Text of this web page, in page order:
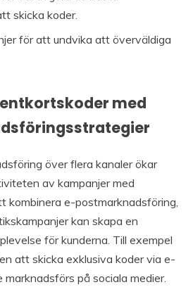
skicka koder.
för att undvika att överväldiga
med
över flera kanaler ökar
av kampanjer med
kombinera e-postmarknadsföring,
kan skapa en
för kunderna. Till exempel
att skicka exklusiva koder via e-
på sociala medier.